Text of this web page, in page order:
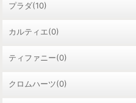
プラダ(10)
カルティエ(0)
ティファニー(0)
クロムハーツ(0)